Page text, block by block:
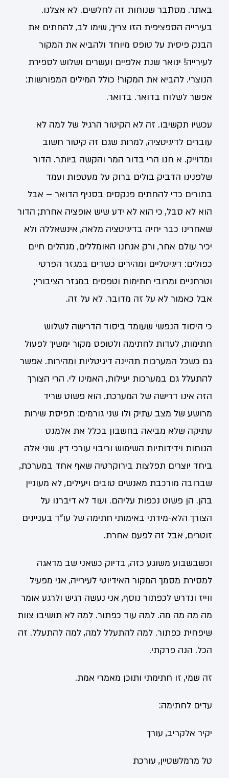
באתר. מסתבר שנוחות זה לחלשים. לא אצלנו.
בעירייה הספציפית הזו צריך, שימו לב, להחתים את
הבנק פיסית על טופס מיוחד ולהביא את המקור
לעירייה! ינואר שנת אלפיים ועשרים ושלוש לספירת
הנוצרי. להביא את המקור! כולל המילים המפורשות:
אפשר לשלוח בדואר. בדואר.
עכשיו תקשיבו. זה לא הקיטור הרגיל של למה לא
עוברים לדיגיטציה, למרות שגם זה קיטור חשוב
ומדוייק. א חנו הרי בדור המר והקשה ביותר. הדור
שלפנינו הדביק בולים ברוק על מעטפות ועמד
בתורים כדי להחתים פנקסים בסניף הדואר – אבל
הוא לא סבל, כי הוא לא ידע שיש אופציה אחרת; הדור
שאחרינו כבר יחיה בדיגיטציה מלאה, אינשאללה ולא
יכיר עולם אחר, ורק אנחנו האומללים, מנהלים חיים
כפולים: דיגיטליים ומהירים כשדים במגזר הפרטי
וטרחניים ומרובי חתימות וטפסים במגזר הציבורי;
אבל כאמור לא על זה מדובר. לא על זה.
כי היסוד הנפשי שעומד ביסוד הדרישה לשלוש
חתימות, לעדות לחתימה ולטופס מקור ימשיך לפעול
גם כשכל המערכות תהיינה דיגיטליות ומהירות. אפשר
להתעלל גם במערכות יעילות, האמינו לי. הרי הצורך
הזה אינו דרישה של המערכת. הוא פשוט שריד
מרושע של מצב עתיק ולו שני גורמים: תפיסת שירות
עתיקה שלא מביאה בחשבון בכלל את אלמנט
הנוחות וידידותיות השימוש וריבוי עורכי דין. שני אלה
ביחד יוצרים תפלצות בירוקרטיה שאף אחד במערכת,
שברובה מורכבת מאנשים טובים ויעילים, לא מעוניין
בהן. הן פשוט נכפות עליהם. ועוד לא דיברנו על
הצורך הלא-מידתי באימותי חתימה של עו"ד בעניינים
זוטרים, אבל זה לפעם אחרת.
וכשבשבוע משוגע כזה, בדיוק כשאני שב מדאגה
למסירת מסמך המקור האידיוטי לעירייה, אני מפעיל
ווייז ונדרש לכפתור נוסף, אני נעשה רגיש ולרגע אומר
מה מה מה מה. למה עוד כפתור. למה לא תושיבו צוות
שיפחית כפתור. למה להתעלל למה, למה להתעלל. זה
הכל. הנה פרקתי.
זה שמי, זו חתימתי ותוכן מאמרי אמת.
עדים לחתימה:
יקיר אלקריב, עורך
טל מרמלשטיין, עורכת